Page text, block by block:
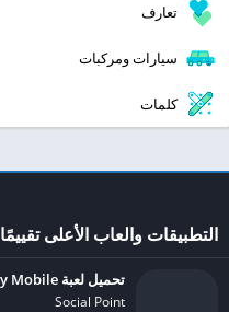
تعارف
سيارات ومركبات
كلمات
التطبيقات والعاب الأعلى تقييمًا
تحميل لعبة Dragon City Mobile مهكرة للاندرويد 2024
Social Point‏